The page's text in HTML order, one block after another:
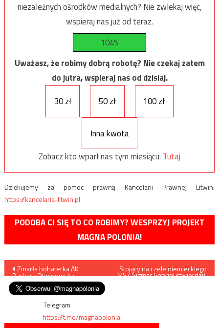
niezależnych ośrodków medialnych? Nie zwlekaj więc,
wspieraj nas już od teraz.
104%
Uważasz, że robimy dobrą robotę? Nie czekaj zatem
do jutra, wspieraj nas od dzisiaj.
30 zł
50 zł 100 zł
Inna kwota
Zobacz kto wparł nas tym miesiącu: Tutaj
Dziękujemy za pomoc prawną Kancelarii Prawnej Litwin:
https://kancelaria-litwin.pl
PODOBA CI SIĘ TO CO ROBIMY? WESPRZYJ PROJEKT
MAGNA POLONIA!
Nawigacja
wpisu
Zmarła bohaterka AK
Barbara Otwinowska
Stojący na czele niemieckiego
MSZ Sigmar Gabriel stwierdził,
Telegram
https://t.me/magnapolonia